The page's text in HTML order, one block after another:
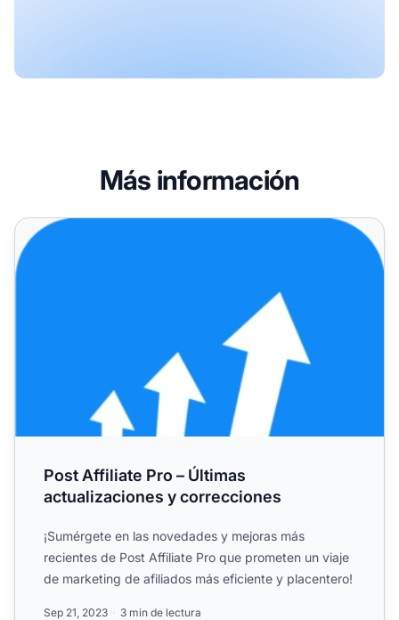
Más información
Post Affiliate Pro – Últimas actualizaciones y correcciones
Post Affiliate Pro – Últimas
actualizaciones y correcciones
¡Sumérgete en las novedades y mejoras más
recientes de Post Affiliate Pro que prometen un viaje
de marketing de afiliados más eficiente y placentero!
Sep 21, 2023 3 min de lectura